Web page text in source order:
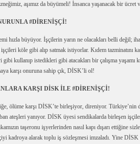
aşımız da büyümeli! İnsanca yaşanacak bir
#DİRENİŞÇİ!
hızla büyüyor. İşçilerin yarın ne olacakları belli değil;
köle gibi alıp satmak istiyorlar. Kıdem tazminatını
kullanıp istedikleri gibi atacakları bir çalışma yaşamı
karşı onuruna sahip çık, DİSK’li ol!
KARŞI DİSK İLE #DİRENİŞÇİ!
ölüme karşı DİSK’te birleşiyor, direniyor.
ateşleri yanıyor. DİSK üyesi sendikalarda birleşen
taşeronu işyerlerinden nasıl kapı dışarı ettiğine
kadroya alarak toplu iş sözleşmesi imzaladı. Yine